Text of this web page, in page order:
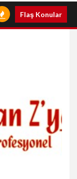
Flaş Konular